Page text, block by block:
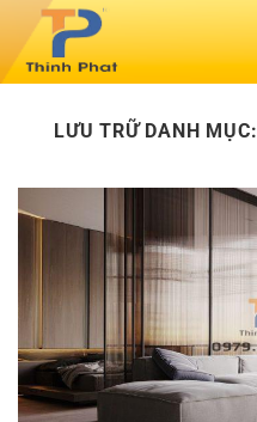
qua
nội
LƯU TRỮ DANH MỤC: